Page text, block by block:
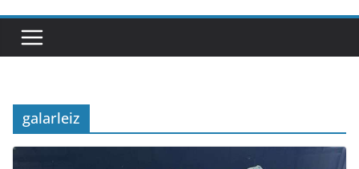
galarleiz